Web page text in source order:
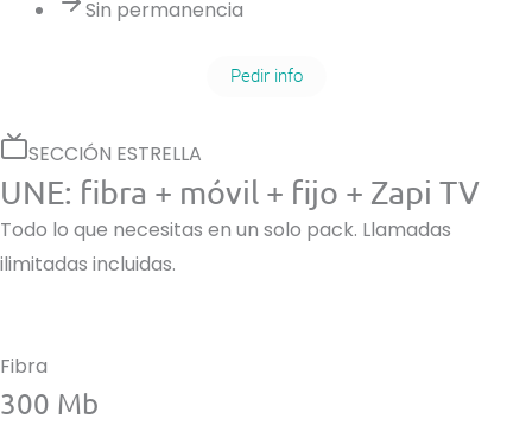
Sin permanencia
Pedir info
SECCIÓN ESTRELLA
UNE: fibra + móvil + fijo + Zapi TV
Todo lo que necesitas en un solo pack. Llamadas
ilimitadas incluidas.
Fibra
300 Mb